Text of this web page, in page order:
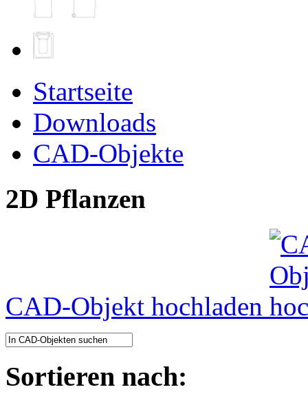
Startseite
Downloads
CAD-Objekte
2D Pflanzen
CAD-Objekt hochladen
Sortieren nach: